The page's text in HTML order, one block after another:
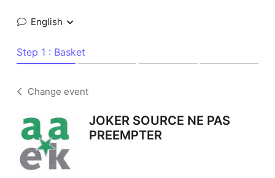
English
Step 1 : Basket
Change event
JOKER SOURCE NE PAS
PREEMPTER